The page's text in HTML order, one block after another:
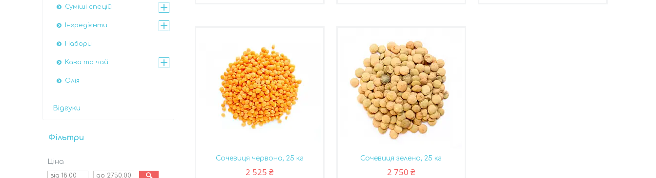
Сочевиця червона, 25 кг
2 525 ₴
Сочевиця зелена, 25 кг
2 750 ₴
Суміші спецій
Інгредієнти
Набори
Кава та чай
Олія
Відгуки
Фільтри
Ціна